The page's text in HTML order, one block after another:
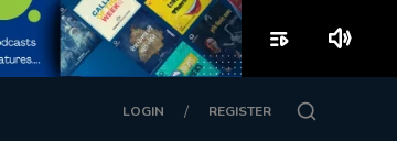
LOGIN / REGISTER
playlist_play volume_up